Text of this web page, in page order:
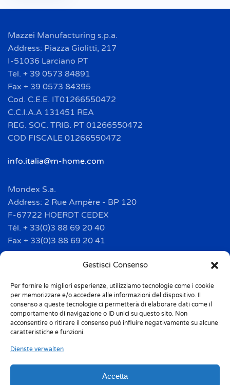
Gestisci Consenso
Per fornire le migliori esperienze, utilizziamo tecnologie come i cookie
per memorizzare e/o accedere alle informazioni del dispositivo. Il
consenso a queste tecnologie ci permetterà di elaborare dati come il
comportamento di navigazione o ID unici su questo sito. Non
acconsentire o ritirare il consenso può influire negativamente su alcune
caratteristiche e funzioni.
Dienste verwalten
Accetta
Mazzei Manufacturing s.p.a.
Address: Piazza Giolitti, 217
I-51036 Larciano PT
Tel. + 39 0573 84891
Fax + 39 0573 84395
Cod. C.E.E. IT01266550472
C.C.I.A.A 131451 REA
REG. SOC. TRIB. PT 01266550472
COD FISCALE 01266550472
info.italia@m-home.com
Mondex S.a.
Address: 2 Rue Ampère - BP 120
F-67722 HOERDT CEDEX
Tél. + 33(0)3 88 69 20 40
Fax + 33(0)3 88 69 20 41
info.france@m-home.com
Mondex Menaje España S.a.
Address: Ctra de Girona, km. 101.5
E-17160 Angles (Girona)
Tel. + 34 9 72 42 32 50
info.spain@m-home.com